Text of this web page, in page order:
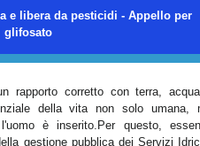
e libera da pesticidi - Appello per
glifosato
rapporto corretto con terra,
della vita non solo umana,
è inserito.Per questo,
gestione pubblica dei Servizi